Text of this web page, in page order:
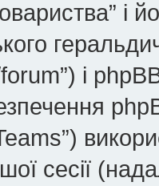
і
і phpBB
сесії